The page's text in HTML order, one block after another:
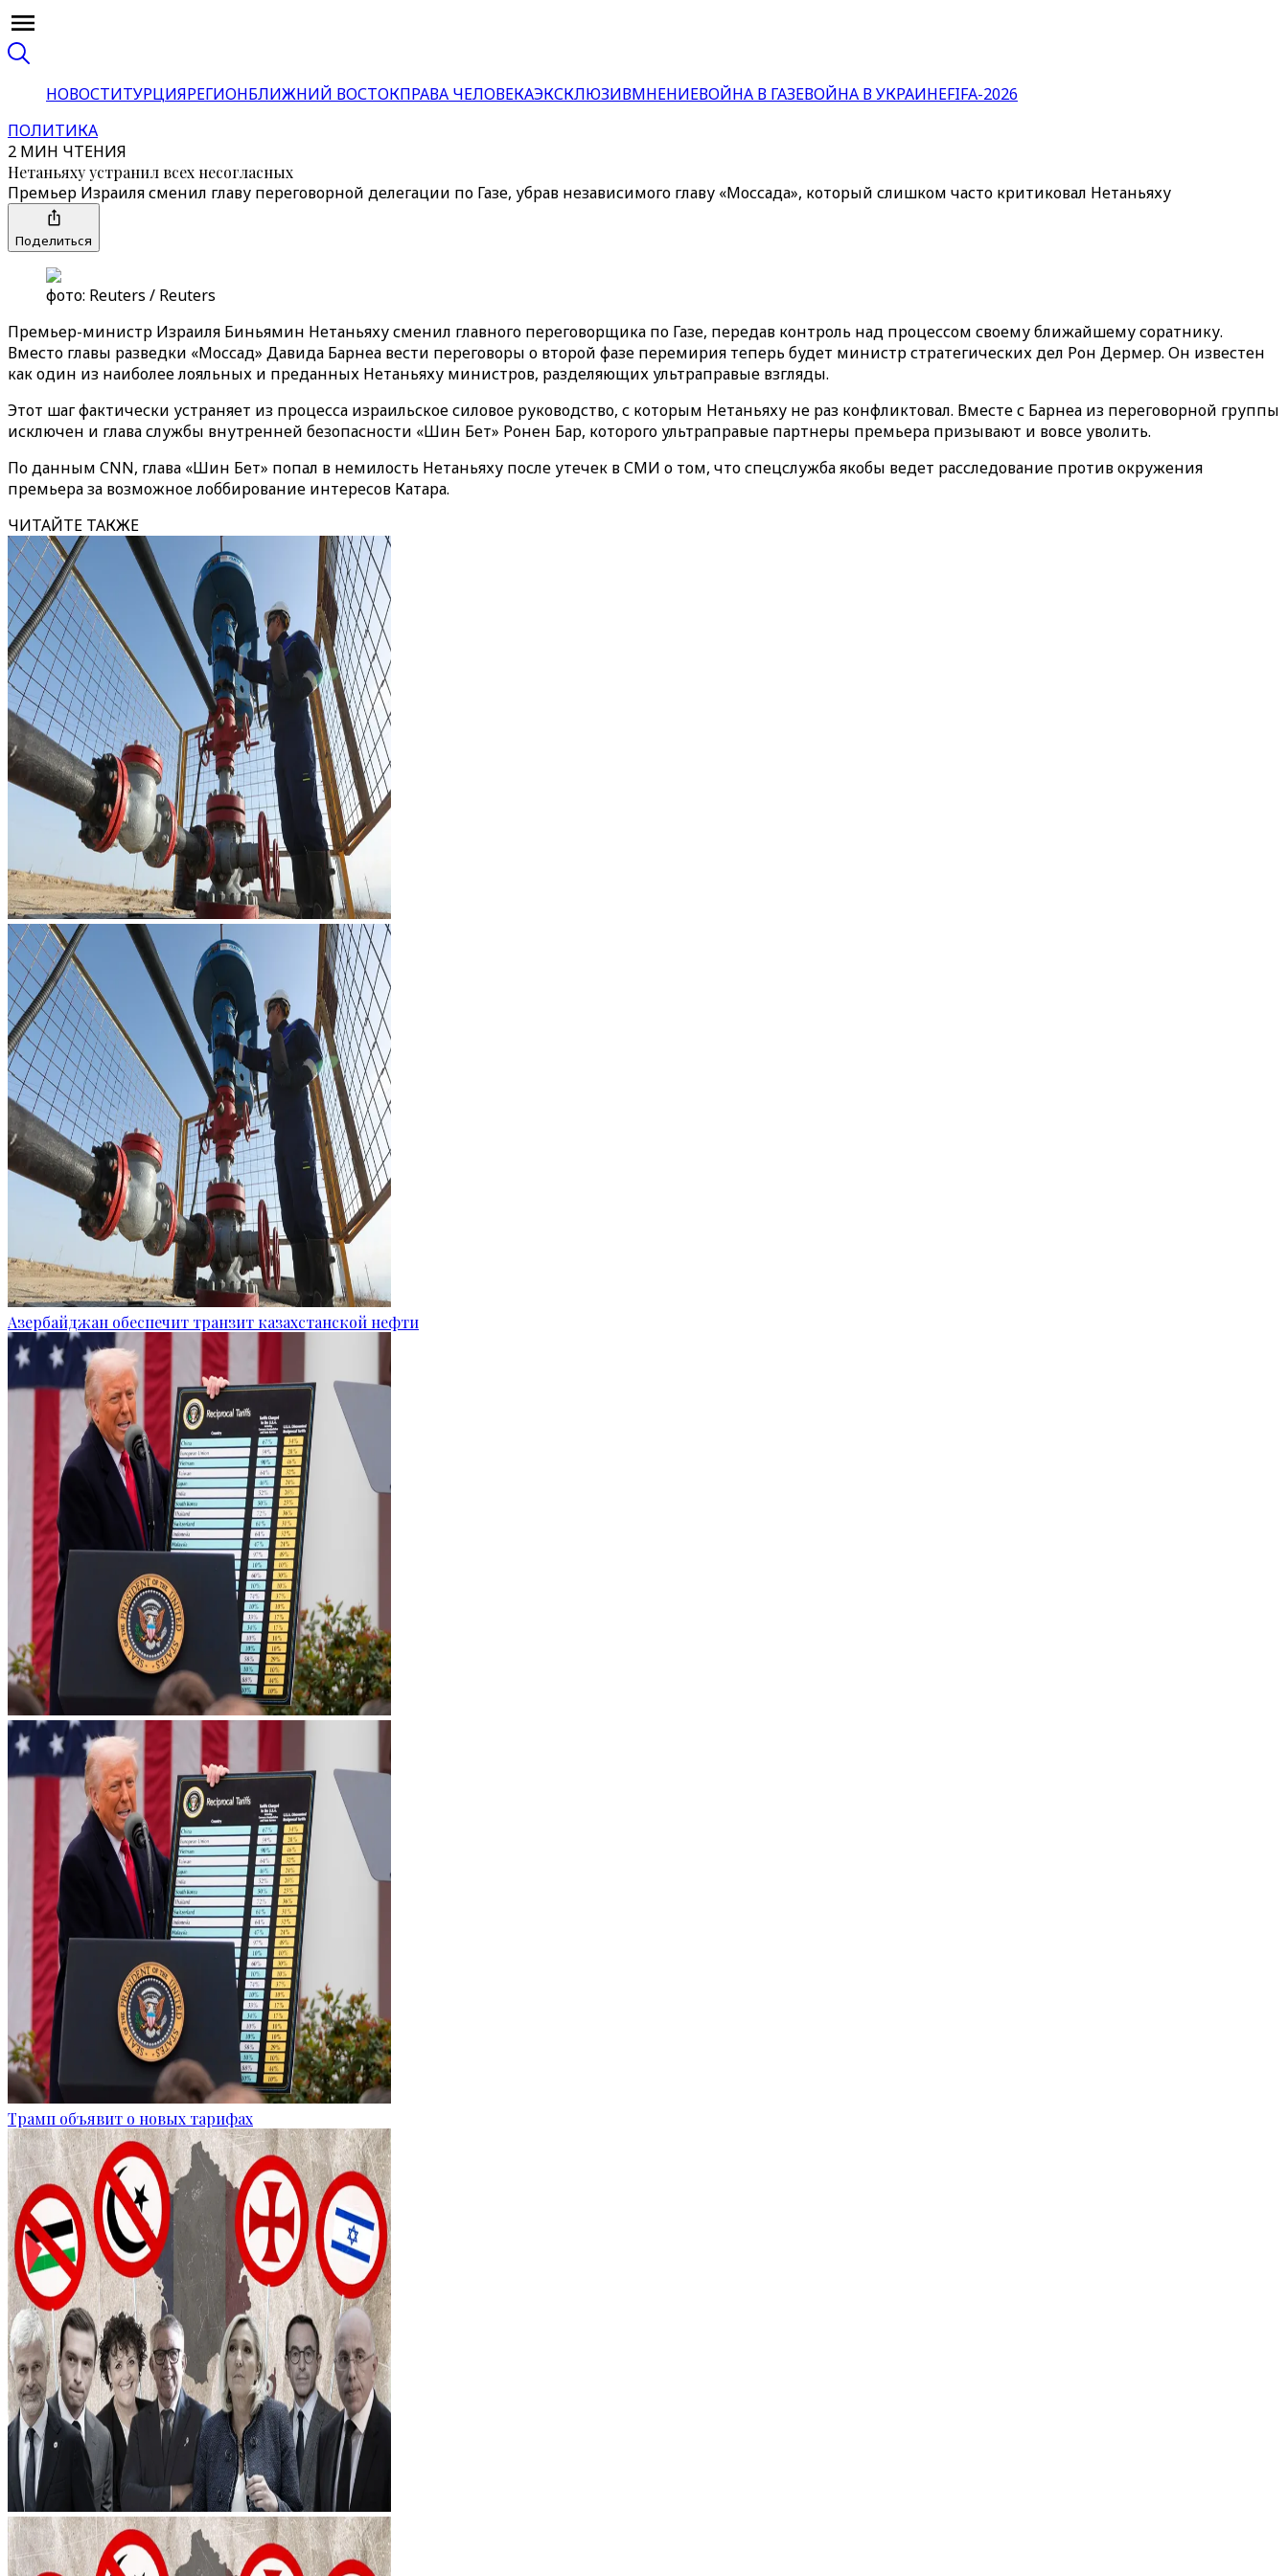
НОВОСТИТУРЦИЯРЕГИОНБЛИЖНИЙ ВОСТОКПРАВА ЧЕЛОВЕКАЭКСКЛЮЗИВМНЕНИЕВОЙНА В ГАЗЕВОЙНА В УКРАИНЕFIFA-2026
ПОЛИТИКА
2 МИН ЧТЕНИЯ
Нетаньяху устранил всех несогласных
Премьер Израиля сменил главу переговорной делегации по Газе, убрав независимого главу «‎Моссада»‎, который слишком часто критиковал Нетаньяху
Поделиться
фото: Reuters / Reuters
Премьер-министр Израиля Биньямин Нетаньяху сменил главного переговорщика по Газе, передав контроль над процессом своему ближайшему соратнику.
Вместо главы разведки «Моссад» Давида Барнеа вести переговоры о второй фазе перемирия теперь будет министр стратегических дел Рон Дермер. Он известен
как один из наиболее лояльных и преданных Нетаньяху министров, разделяющих ультраправые взгляды.
Этот шаг фактически устраняет из процесса израильское силовое руководство, с которым Нетаньяху не раз конфликтовал. Вместе с Барнеа из переговорной группы
исключен и глава службы внутренней безопасности «Шин Бет» Ронен Бар, которого ультраправые партнеры премьера призывают и вовсе уволить.
По данным CNN, глава «Шин Бет» попал в немилость Нетаньяху после утечек в СМИ о том, что спецслужба якобы ведет расследование против окружения
премьера за возможное лоббирование интересов Катара.
ЧИТАЙТЕ ТАКЖЕ
Азербайджан обеспечит транзит казахстанской нефти
Трамп объявит о новых тарифах